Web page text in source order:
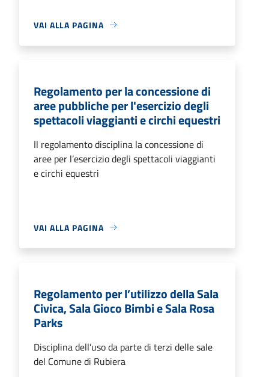
VAI ALLA PAGINA
Regolamento per la concessione di
aree pubbliche per l'esercizio degli
spettacoli viaggianti e circhi equestri
Il regolamento disciplina la concessione di
aree per l’esercizio degli spettacoli viaggianti
e circhi equestri
VAI ALLA PAGINA
Regolamento per l’utilizzo della Sala
Civica, Sala Gioco Bimbi e Sala Rosa
Parks
Disciplina dell’uso da parte di terzi delle sale
del Comune di Rubiera